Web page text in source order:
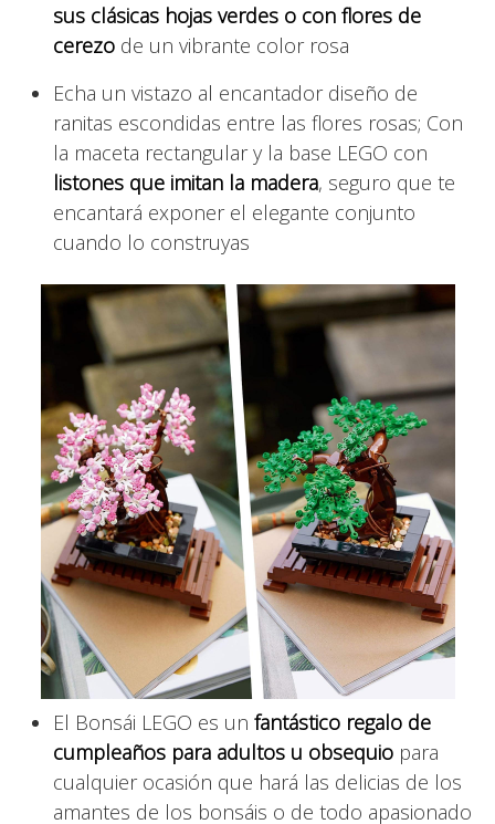
sus clásicas hojas verdes o con flores de
cerezo de un vibrante color rosa
Echa un vistazo al encantador diseño de
ranitas escondidas entre las flores rosas; Con
la maceta rectangular y la base LEGO con
listones que imitan la madera, seguro que te
encantará exponer el elegante conjunto
cuando lo construyas
El Bonsái LEGO es un fantástico regalo de
cumpleaños para adultos u obsequio para
cualquier ocasión que hará las delicias de los
amantes de los bonsáis o de todo apasionado